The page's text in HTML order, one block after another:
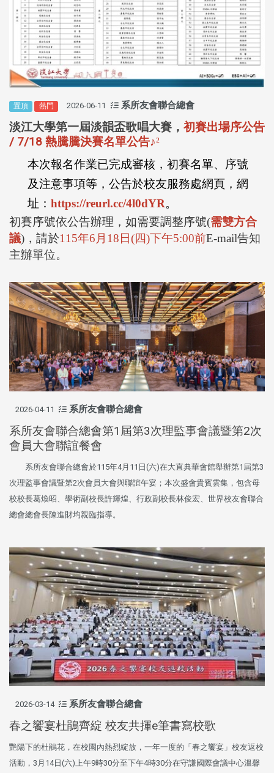
置頂 熱門 2026-06-11 系所友會聯合總會
淡江大學第一屆淡韻盃歌唱大賽， 初賽出場序公告
/ 7/18 熱騰騰決賽名單公告♪²
本次報名作業已完成審核，初賽名單、序號
及注意事項等，公告於校友服務處網頁，網
址： https://reurl.cc/4l0dYR。
初賽序號依公告辦理，如需要調整序號(需雙方合
議) ，請於115年6月 18 日(四)下午5:00前E-mail告知
主辦單位。
2026-04-11 系所友會聯合總會
系所友會聯合總會第1屆第3次理監事會議暨第2次
會員大會聯誼餐會
系所友會聯合總會於115年4月11日(六)在大直典華會館舉辦第1屆第3
次理監事會議暨第2次會員大會與聯誼午宴；本次盛會貴賓雲集，包含母
校校長葛煥昭、學術副校長許輝煌、行政副校長林俊宏、世界校友會聯合
總會總會長陳進財均親臨指導。
2026-03-14 系所友會聯合總會
春之饗宴杜鵑齊綻 校友共揮e筆書寫校歌
艷陽下的杜鵑花，在校園內熱烈綻放，一年一度的「春之饗宴」校友返校
活動，3月14日(六)上午9時30分至下午4時30分在守謙國際會議中心溫馨